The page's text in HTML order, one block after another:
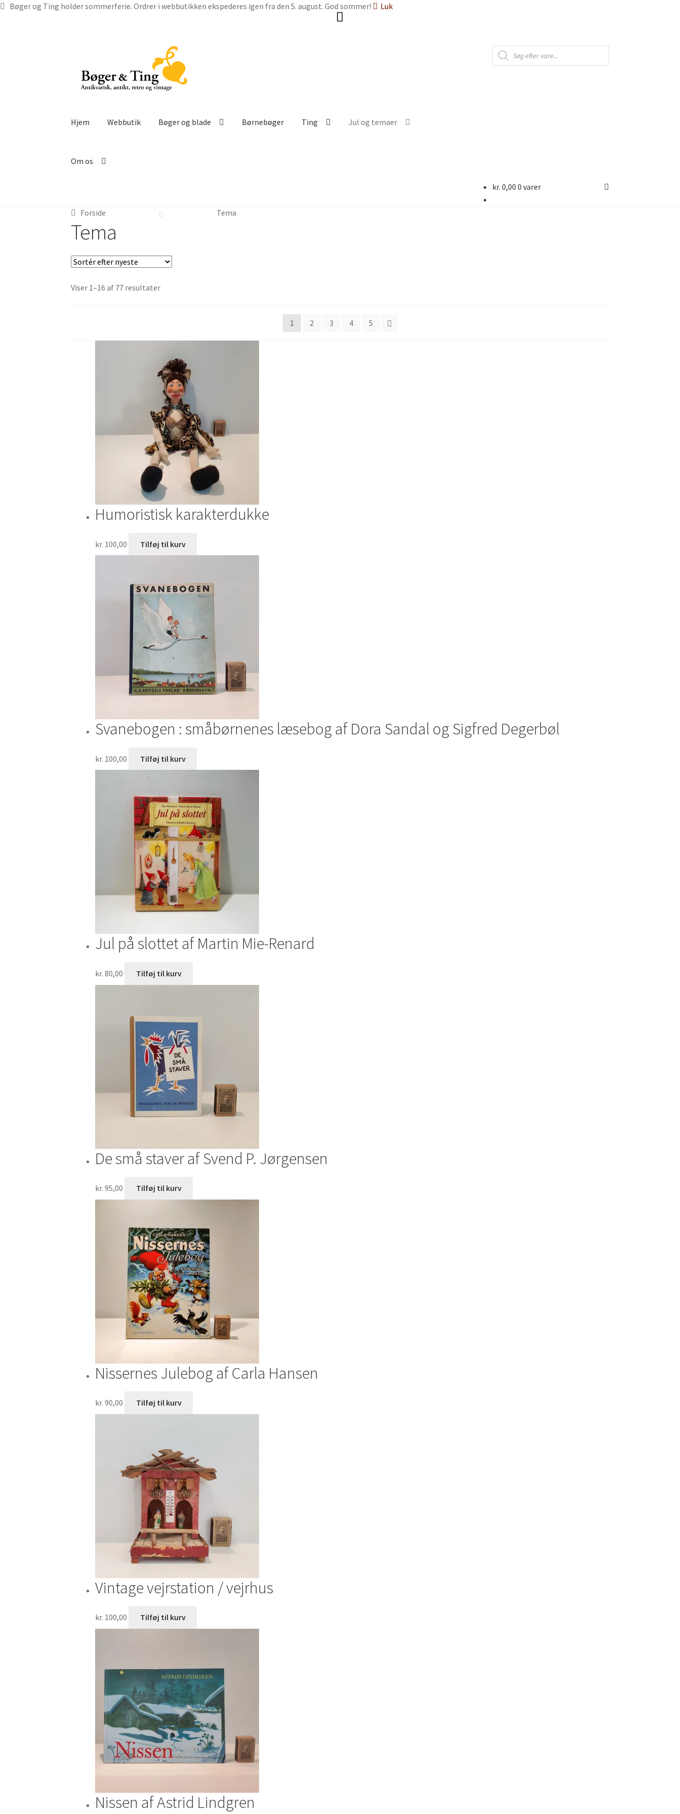
Bøger og Ting holder sommerferie. Ordrer i webbutikken ekspederes igen fra den 5. august. God sommer! Luk
navigation
indhold
Products
search
Hjem Webbutik Bøger og blade Børnebøger Ting Jul og temaer
Om os
kr. 0,00 0 varer
Forside Tema
Tema
Viser 1–16 af 77 resultaterSorteret
1
2 3 4 5
Humoristisk karakterdukke
kr. 100,00 Tilføj til kurv
Svanebogen : småbørnenes læsebog af Dora Sandal og Sigfred Degerbøl
kr. 100,00 Tilføj til kurv
Jul på slottet af Martin Mie-Renard
kr. 80,00 Tilføj til kurv
De små staver af Svend P. Jørgensen
kr. 95,00 Tilføj til kurv
Nissernes Julebog af Carla Hansen
kr. 90,00 Tilføj til kurv
Vintage vejrstation / vejrhus
kr. 100,00 Tilføj til kurv
Nissen af Astrid Lindgren